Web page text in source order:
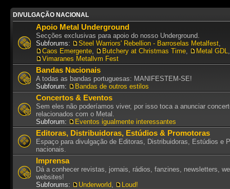
DIVULGAÇÃO NACIONAL
Apoio Metal Underground
Secções exclusivas para apoio do nosso Underground.
Subforums:
Steel Warriors' Rebellion - Barroselas Metalfest
Caos Emergente
Butchery at Christmas Time Metal GDL
Vimaranes Metallvm Fest
Bandas Nacionais
A todas as bandas portuguesas: MANIFESTEM-SE!
Subforum:
Bandas de outros estilos
Concertos & Eventos
Sem eles não poderíamos viver, por isso toca a anunciar
relacionados com o Metal.
Subforum:
Eventos igualmente interessantes
Editoras, Distribuidoras, Estúdios & Promotoras
Espaço para divulgação de Editoras, Distribuidoras, Estúdios e
nacionais.
Imprensa
Dá a conhecer revistas, jornais, rádios, fanzines, newsletters,
websites!
Subforums:
Underworld Loud!